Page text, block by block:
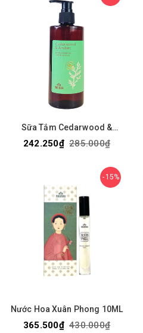
Sữa Tắm Cedarwood &
Amber 300Ml
242.250₫ 285.000₫
15%
Nước Hoa Xuân Phong 10ML
365.500₫ 430.000₫